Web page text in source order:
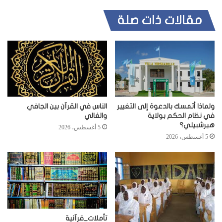
مقالات ذات صلة
ولماذا أتمسك بالدعوة إلى التغيير
في نظام الحكم بولاية
هيرشبيلي؟
5 أغسطس، 2026
الناس في القرآن بين الجافي
والغالي
5 أغسطس، 2026
تأملات_قرآنية